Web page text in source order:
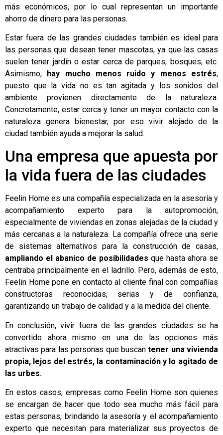
más económicos, por lo cual representan un importante
ahorro de dinero para las personas.
Estar fuera de las grandes ciudades también es ideal para
las personas que desean tener mascotas, ya que las casas
suelen tener jardín o estar cerca de parques, bosques, etc.
Asimismo, hay mucho menos ruido y menos estrés,
puesto que la vida no es tan agitada y los sonidos del
ambiente provienen directamente de la naturaleza.
Concretamente, estar cerca y tener un mayor contacto con la
naturaleza genera bienestar, por eso vivir alejado de la
ciudad también ayuda a mejorar la salud.
Una empresa que apuesta por
la vida fuera de las ciudades
Feelin Home es una compañía especializada en la asesoría y
acompañamiento experto para la autopromoción,
especialmente de viviendas en zonas alejadas de la ciudad y
más cercanas a la naturaleza. La compañía ofrece una serie
de sistemas alternativos para la construcción de casas,
ampliando el abanico de posibilidades que hasta ahora se
centraba principalmente en el ladrillo. Pero, además de esto,
Feelin Home pone en contacto al cliente final con compañías
constructoras reconocidas, serias y de confianza,
garantizando un trabajo de calidad y a la medida del cliente.
En conclusión, vivir fuera de las grandes ciudades se ha
convertido ahora mismo en una de las opciones más
atractivas para las personas que buscantener una vivienda
propia, lejos del estrés, la contaminación y lo agitado de
las urbes.
En estos casos, empresas como Feelin Home son quienes
se encargan de hacer que todo sea mucho más fácil para
estas personas, brindando la asesoría y el acompañamiento
experto que necesitan para materializar sus proyectos de